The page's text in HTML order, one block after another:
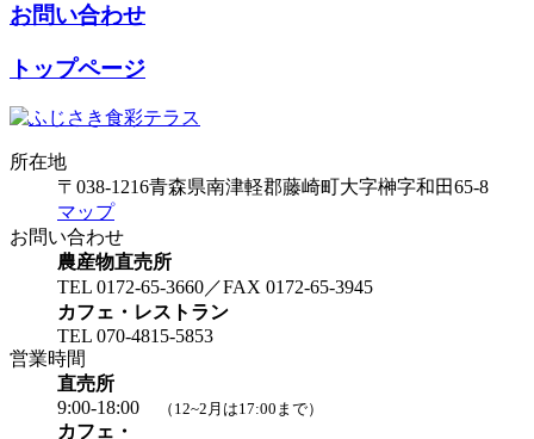
お問い合わせ
トップページ
所在地
〒038-1216青森県南津軽郡藤崎町大字榊字和田65-8
マップ
お問い合わせ
農産物直売所
TEL 0172-65-3660／FAX 0172-65-3945
カフェ・レストラン
TEL 070-4815-5853
営業時間
直売所
9:00-18:00
（12~2月は17:00まで）
カフェ・